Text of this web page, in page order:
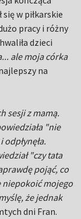
w piłkarskie
pracy i różny
dzieci
ale moja córka
na
sesji z mamą.
"nie
odpłynęła.
"czy tata
pojąć, co
niepokoić mojego
że jednak
dni Fran.